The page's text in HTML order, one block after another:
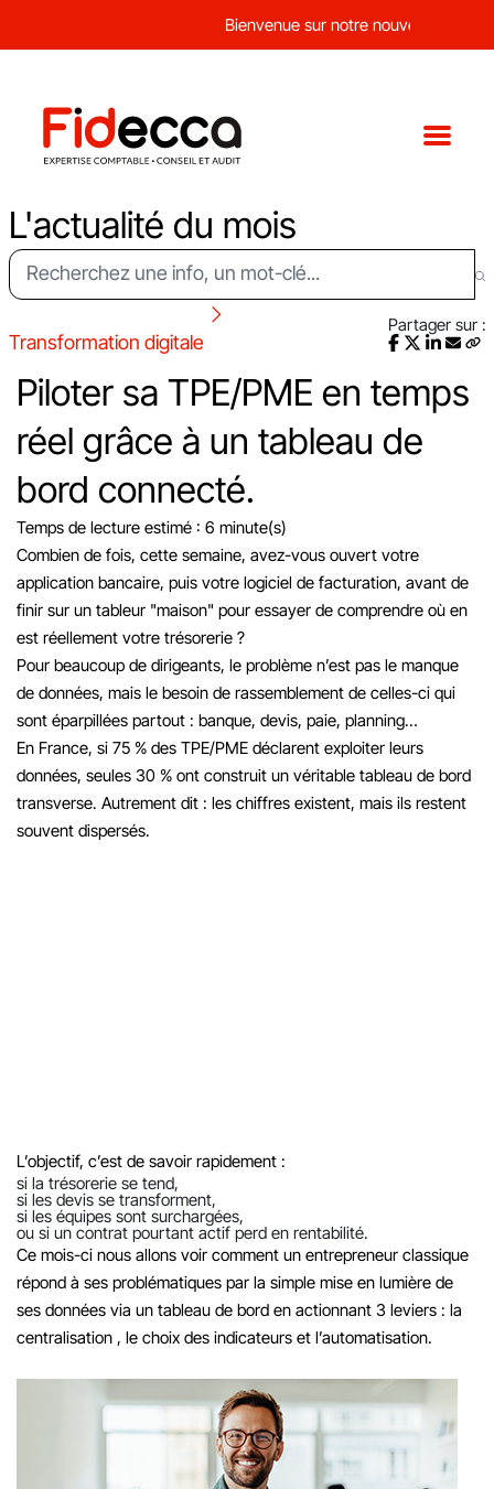
Bienvenue sur notre nouveau site web !
L'actualité du mois
Transformation digitale
Partager sur :
Piloter sa TPE/PME en temps
réel grâce à un tableau de
bord connecté.
Temps de lecture estimé : 6 minute(s)
Combien de fois, cette semaine, avez-vous ouvert votre
application bancaire, puis votre logiciel de facturation, avant de
finir sur un tableur "maison" pour essayer de comprendre où en
est réellement votre trésorerie ?
Pour beaucoup de dirigeants, le problème n’est pas le manque
de données, mais le besoin de rassemblement de celles-ci qui
sont éparpillées partout : banque, devis, paie, planning…
En France, si 75 % des TPE/PME déclarent exploiter leurs
données, seules 30 % ont construit un véritable tableau de bord
transverse. Autrement dit : les chiffres existent, mais ils restent
souvent dispersés.
L’objectif, c’est de savoir rapidement :
si la trésorerie se tend,
si les devis se transforment,
si les équipes sont surchargées,
ou si un contrat pourtant actif perd en rentabilité.
Ce mois-ci nous allons voir comment un entrepreneur classique
répond à ses problématiques par la simple mise en lumière de
ses données via un tableau de bord en actionnant 3 leviers : la
centralisation , le choix des indicateurs et l’automatisation.